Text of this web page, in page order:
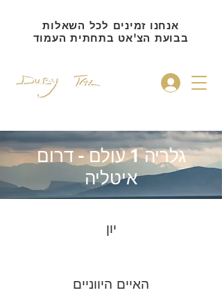
אנחנו זמינים לכל השאלות
בבועת הצ'אט בתחתית העמוד
גלריה 1 עולם - דרום
איטליה
יון
האיים היווניים